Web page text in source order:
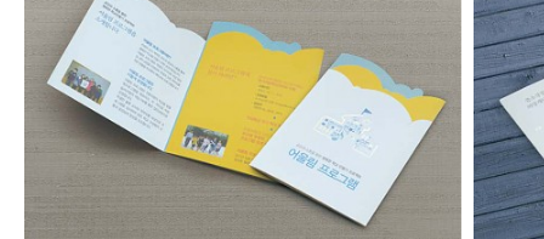
어울림프로그램 리플릿